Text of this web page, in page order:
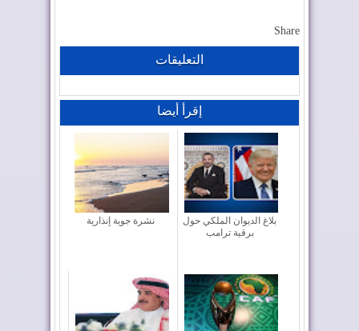
Share
التعليقات
إقرأ أيضا
نشرة جوية إنذارية
بلاغ الديوان الملكي حول
برقية ترامب